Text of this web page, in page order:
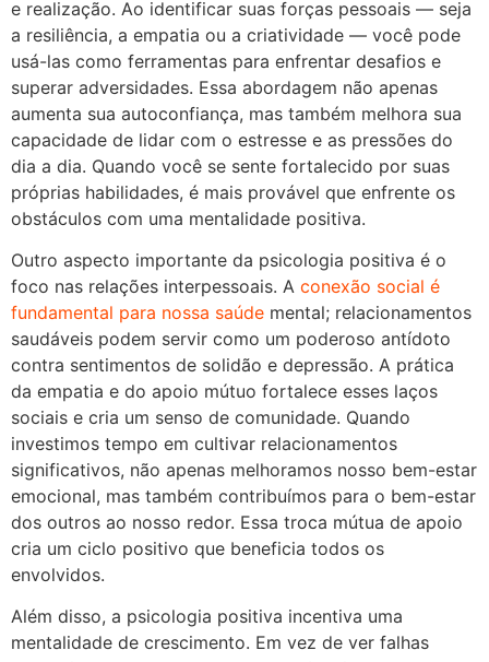
e realização. Ao identificar suas forças pessoais — seja
a resiliência, a empatia ou a criatividade — você pode
usá-las como ferramentas para enfrentar desafios e
superar adversidades. Essa abordagem não apenas
aumenta sua autoconfiança, mas também melhora sua
capacidade de lidar com o estresse e as pressões do
dia a dia. Quando você se sente fortalecido por suas
próprias habilidades, é mais provável que enfrente os
obstáculos com uma mentalidade positiva.
Outro aspecto importante da psicologia positiva é o
foco nas relações interpessoais. A conexão social é
fundamental para nossa saúde mental; relacionamentos
saudáveis podem servir como um poderoso antídoto
contra sentimentos de solidão e depressão. A prática
da empatia e do apoio mútuo fortalece esses laços
sociais e cria um senso de comunidade. Quando
investimos tempo em cultivar relacionamentos
significativos, não apenas melhoramos nosso bem-estar
emocional, mas também contribuímos para o bem-estar
dos outros ao nosso redor. Essa troca mútua de apoio
cria um ciclo positivo que beneficia todos os
envolvidos.
Além disso, a psicologia positiva incentiva uma
mentalidade de crescimento. Em vez de ver falhas